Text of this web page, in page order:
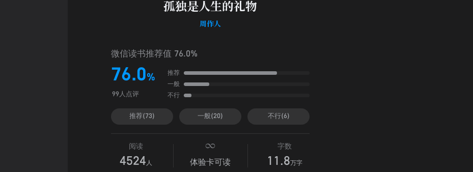
孤独是人生的礼物
周作人
微信读书推荐值 76.0%
76.0%
99人点评
推荐
一般
不行
推荐(73) 一般(20) 不行(6)
阅读
4524 人 体验卡可读
字数
11.8万字